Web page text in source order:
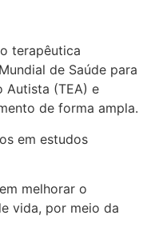
terapêutica
de Saúde para
Autista (TEA) e
de forma ampla.
em estudos
melhorar o
vida, por meio da